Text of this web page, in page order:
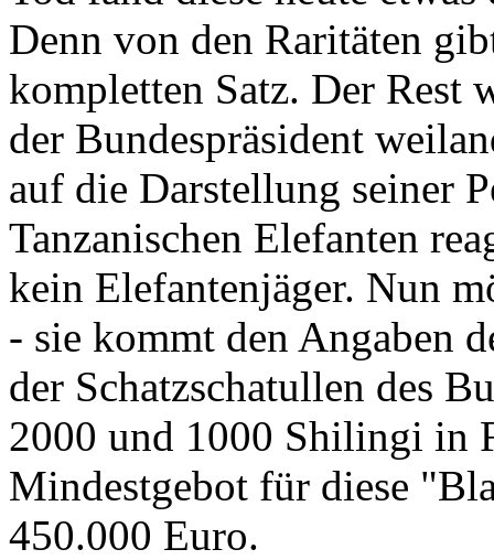
Denn von den Raritäten
kompletten Satz. Der Rest
der Bundespräsident
auf die Darstellung seiner
Tanzanischen Elefanten
kein Elefantenjäger. Nun
- sie kommt den Angaben
der Schatzschatullen des
2000 und 1000 Shilingi in
Mindestgebot für diese
450.000 Euro.